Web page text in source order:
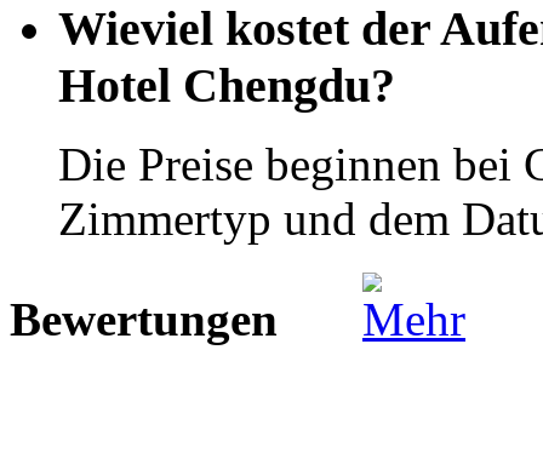
Wieviel kostet der
Hotel Chengdu?
Die Preise beginnen bei
Zimmertyp und dem
Bewertungen